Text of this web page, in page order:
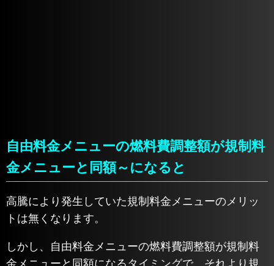
自由料金メニューの燃料費調整額が規制料
金メニューと同額～になると
高騰により発生していた規制料金メニューのメリッ
トは無くなります。
しかし、自由料金メニューの燃料費調整額が規制料
金メニューと同額になるタイミングで、それより規